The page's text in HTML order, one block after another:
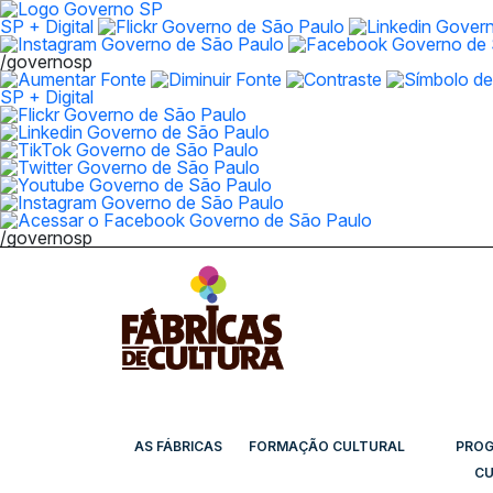
SP + Digital
/governosp
SP + Digital
/governosp
AS FÁBRICAS FORMAÇÃO CULTURAL